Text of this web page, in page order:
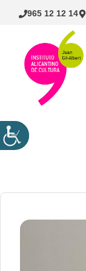
Saltar
965 12 12 14